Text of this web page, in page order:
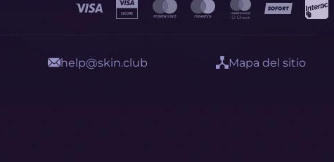
help@skin.club Mapa del sitio